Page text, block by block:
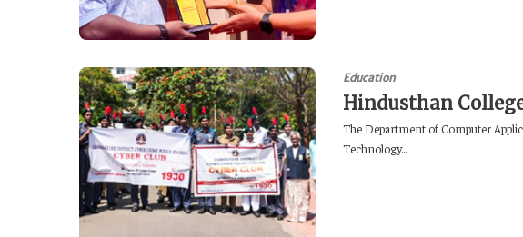
Education
Hindusthan
The Department of Computer
Technology...